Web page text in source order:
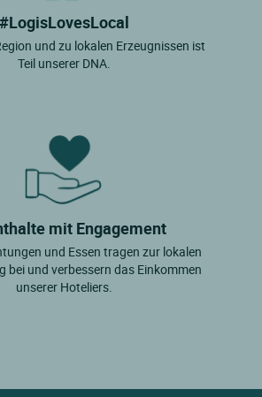
#LogisLovesLocal
und zu lokalen Erzeugnissen ist
Teil unserer DNA.
mit Engagement
und Essen tragen zur lokalen
bei und verbessern das Einkommen
unserer Hoteliers.